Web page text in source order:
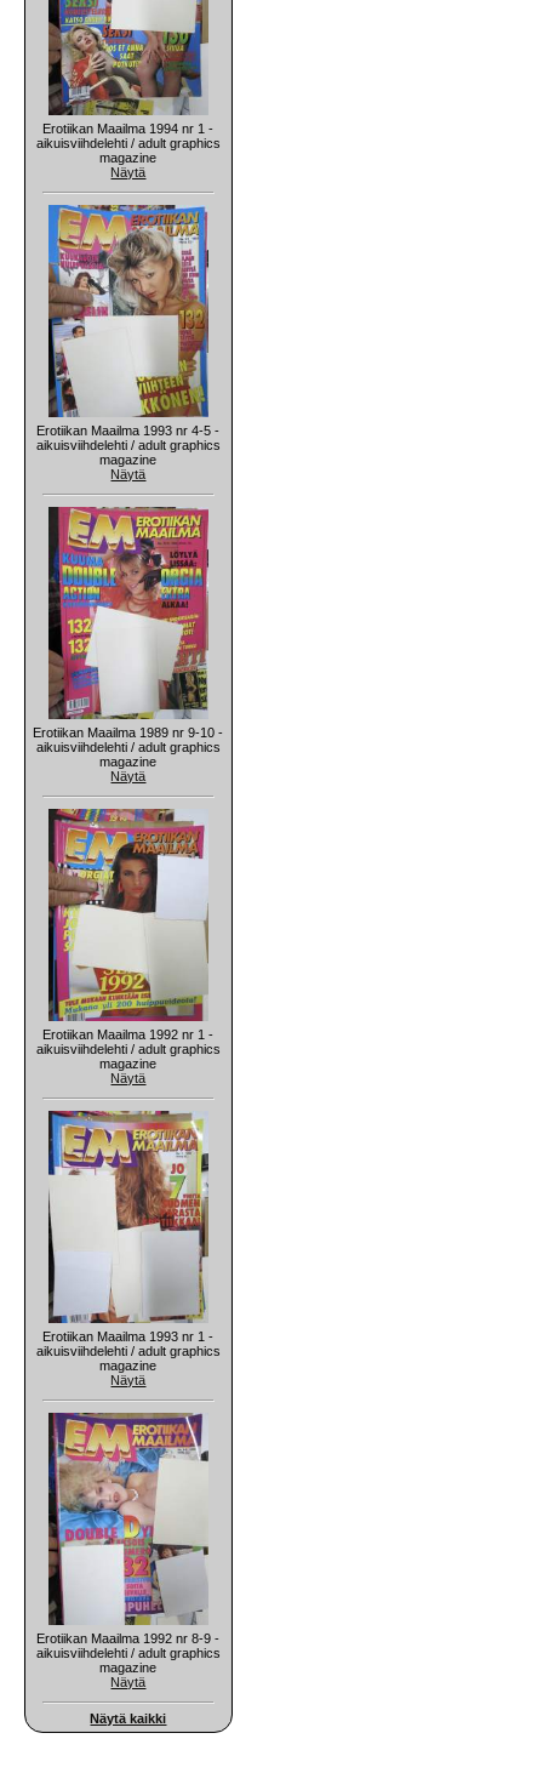
Erotiikan Maailma 1994 nr 1 -
aikuisviihdelehti / adult graphics
magazine
Näytä
Erotiikan Maailma 1993 nr 4-5 -
aikuisviihdelehti / adult graphics
magazine
Näytä
Erotiikan Maailma 1989 nr 9-10 -
aikuisviihdelehti / adult graphics
magazine
Näytä
Erotiikan Maailma 1992 nr 1 -
aikuisviihdelehti / adult graphics
magazine
Näytä
Erotiikan Maailma 1993 nr 1 -
aikuisviihdelehti / adult graphics
magazine
Näytä
Erotiikan Maailma 1992 nr 8-9 -
aikuisviihdelehti / adult graphics
magazine
Näytä
Näytä kaikki